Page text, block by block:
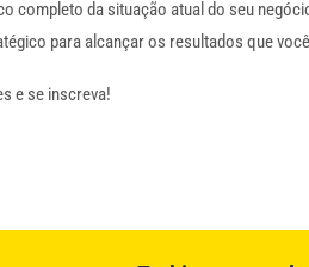
da situação atual do seu
para alcançar os resultados que
e se inscreva!